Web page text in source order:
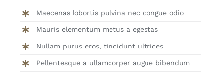
Maecenas lobortis pulvina nec congue odio
Mauris elementum metus a egestas
Nullam purus eros, tincidunt ultrices
Pellentesque a ullamcorper augue bibendum